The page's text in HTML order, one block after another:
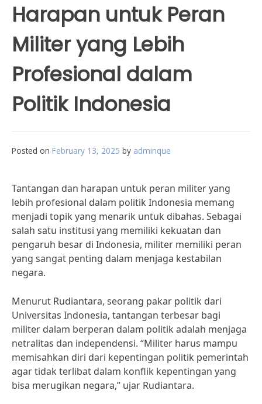
Harapan untuk Peran
Militer yang Lebih
Profesional dalam
Politik Indonesia
Posted on February 13, 2025 by adminque
Tantangan dan harapan untuk peran militer yang
lebih profesional dalam politik Indonesia memang
menjadi topik yang menarik untuk dibahas. Sebagai
salah satu institusi yang memiliki kekuatan dan
pengaruh besar di Indonesia, militer memiliki peran
yang sangat penting dalam menjaga kestabilan
negara.
Menurut Rudiantara, seorang pakar politik dari
Universitas Indonesia, tantangan terbesar bagi
militer dalam berperan dalam politik adalah menjaga
netralitas dan independensi. “Militer harus mampu
memisahkan diri dari kepentingan politik pemerintah
agar tidak terlibat dalam konflik kepentingan yang
bisa merugikan negara,” ujar Rudiantara.